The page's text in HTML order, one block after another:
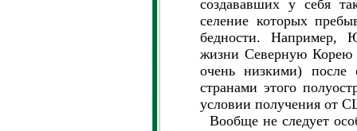
создававших у себя
селение которых
бедности. Например,
жизни Северную Корею
очень низкими)
странами этого
условии получения от
Вообще не следует